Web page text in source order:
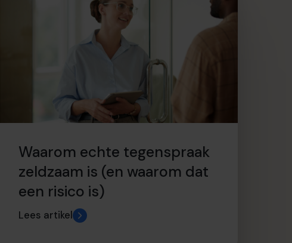
Waarom echte tegenspraak
zeldzaam is (en waarom dat
een risico is)
Lees artikel